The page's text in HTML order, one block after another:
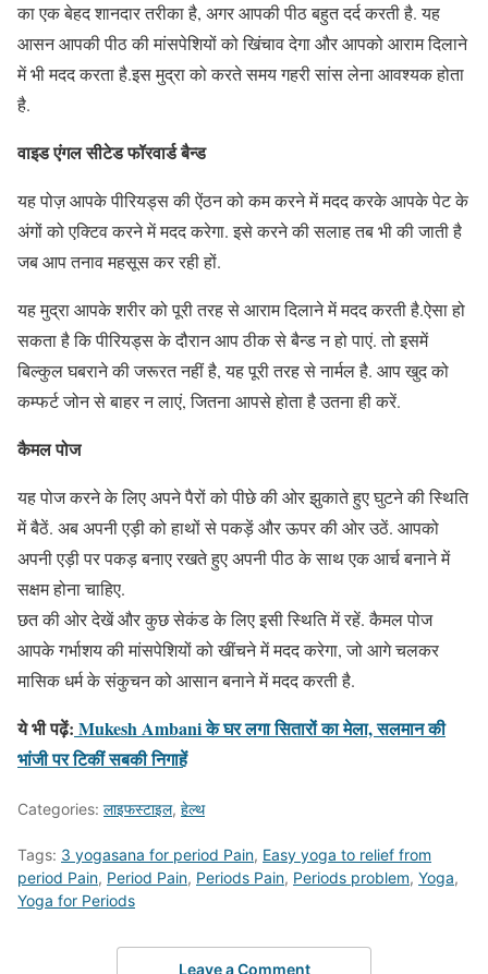
का एक बेहद शानदार तरीका है, अगर आपकी पीठ बहुत दर्द करती है. यह
आसन आपकी पीठ की मांसपेशियों को खिंचाव देगा और आपको आराम दिलाने
में भी मदद करता है.इस मुद्रा को करते समय गहरी सांस लेना आवश्यक होता
है.
वाइड एंगल सीटेड फॉरवार्ड बैन्ड
यह पोज़ आपके पीरियड्स की ऐंठन को कम करने में मदद करके आपके पेट के
अंगों को एक्टिव करने में मदद करेगा. इसे करने की सलाह तब भी की जाती है
जब आप तनाव महसूस कर रही हों.
यह मुद्रा आपके शरीर को पूरी तरह से आराम दिलाने में मदद करती है.ऐसा हो
सकता है कि पीरियड्स के दौरान आप ठीक से बैन्ड न हो पाएं. तो इसमें
बिल्कुल घबराने की जरूरत नहीं है, यह पूरी तरह से नार्मल है. आप खुद को
कम्फर्ट जोन से बाहर न लाएं, जितना आपसे होता है उतना ही करें.
कैमल पोज
यह पोज करने के लिए अपने पैरों को पीछे की ओर झुकाते हुए घुटने की स्थिति
में बैठें. अब अपनी एड़ी को हाथों से पकड़ें और ऊपर की ओर उठें. आपको
अपनी एड़ी पर पकड़ बनाए रखते हुए अपनी पीठ के साथ एक आर्च बनाने में
सक्षम होना चाहिए.
छत की ओर देखें और कुछ सेकंड के लिए इसी स्थिति में रहें. कैमल पोज
आपके गर्भाशय की मांसपेशियों को खींचने में मदद करेगा, जो आगे चलकर
मासिक धर्म के संकुचन को आसान बनाने में मदद करती है.
ये भी पढ़ें: Mukesh Ambani के घर लगा सितारों का मेला, सलमान की
भांजी पर टिकीं सबकी निगाहें
Categories: लाइफस्टाइल, हेल्थ
Tags: 3 yogasana for period Pain, Easy yoga to relief from
period Pain, Period Pain, Periods Pain, Periods problem, Yoga,
Yoga for Periods
Leave a Comment